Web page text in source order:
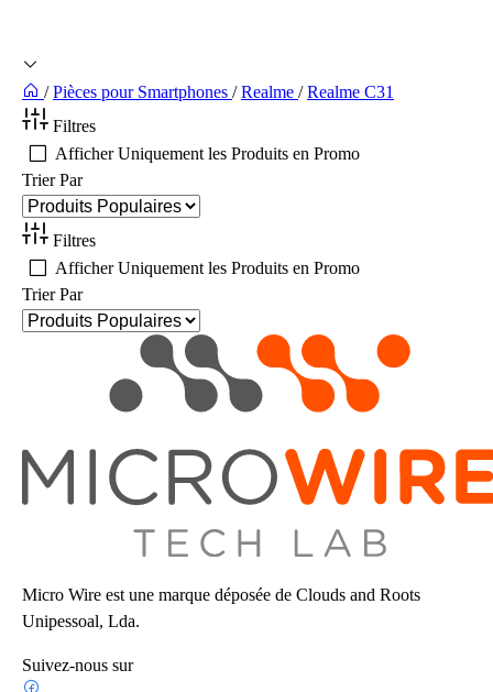
/ Pièces pour Smartphones / Realme / Realme C31
Filtres
Afficher Uniquement les Produits en Promo
Trier Par
Filtres
Afficher Uniquement les Produits en Promo
Trier Par
Micro Wire est une marque déposée de Clouds and Roots
Unipessoal, Lda.
Suivez-nous sur